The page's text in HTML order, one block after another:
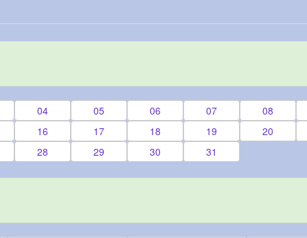
04 05 06 07 08
16 17 18 19 20
28 29 30 31